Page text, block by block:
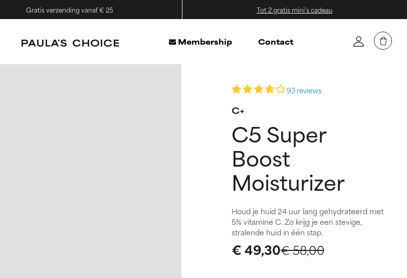
Gratis verzending vanaf € 25 Tot 2 gratis mini's cadeau
Membership Contact
93 reviews
C+
C5 Super
Boost
Moisturizer
Houd je huid 24 uur lang gehydrateerd met
5% vitamine C. Zo krijg je een stevige,
stralende huid in één stap.
€ 58,00
€ 49,30